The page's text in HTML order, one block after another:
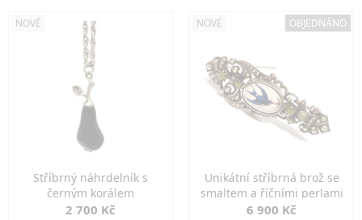
NOVÉ
Stříbrný náhrdelník s
černým korálem
2 700 Kč
NOVÉ OBJEDNÁNO
Unikátní stříbrná brož se
smaltem a říčními perlami
6 900 Kč